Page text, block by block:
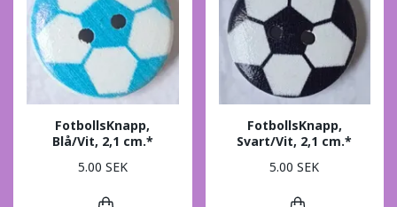
FotbollsKnapp,
Blå/Vit, 2,1 cm.*
5.00 SEK
FotbollsKnapp,
Svart/Vit, 2,1 cm.*
5.00 SEK